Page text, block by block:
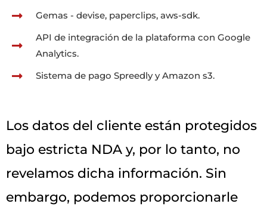
Gemas - devise, paperclips, aws-sdk.
API de integración de la plataforma con Google
Analytics.
Sistema de pago Spreedly y Amazon s3.
Los datos del cliente están protegidos
bajo estricta NDA y, por lo tanto, no
revelamos dicha información. Sin
embargo, podemos proporcionarle